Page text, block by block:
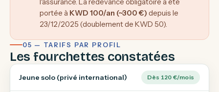
portée à KWD 100/an (~300 €) depuis le
23/12/2025 (doublement de KWD 50).
05 — TARIFS PAR PROFIL
Les fourchettes constatées
Jeune solo (privé international) Dès 120 €/mois